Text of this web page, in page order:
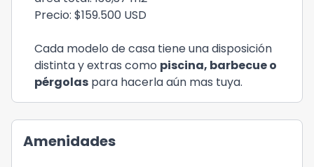
Precio: $159.500 USD
Cada modelo de casa tiene una disposición
distinta y extras como piscina, barbecue o
pérgolas para hacerla aún mas tuya.
Amenidades